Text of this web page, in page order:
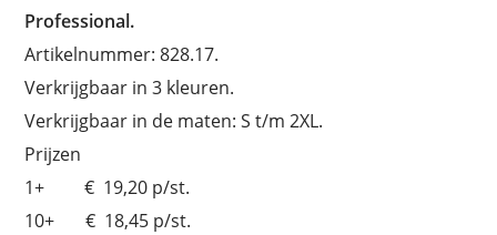
Professional.
Artikelnummer: 828.17.
Verkrijgbaar in 3 kleuren.
Verkrijgbaar in de maten: S t/m 2XL.
Prijzen
1+ € 19,20 p/st.
10+ € 18,45 p/st.